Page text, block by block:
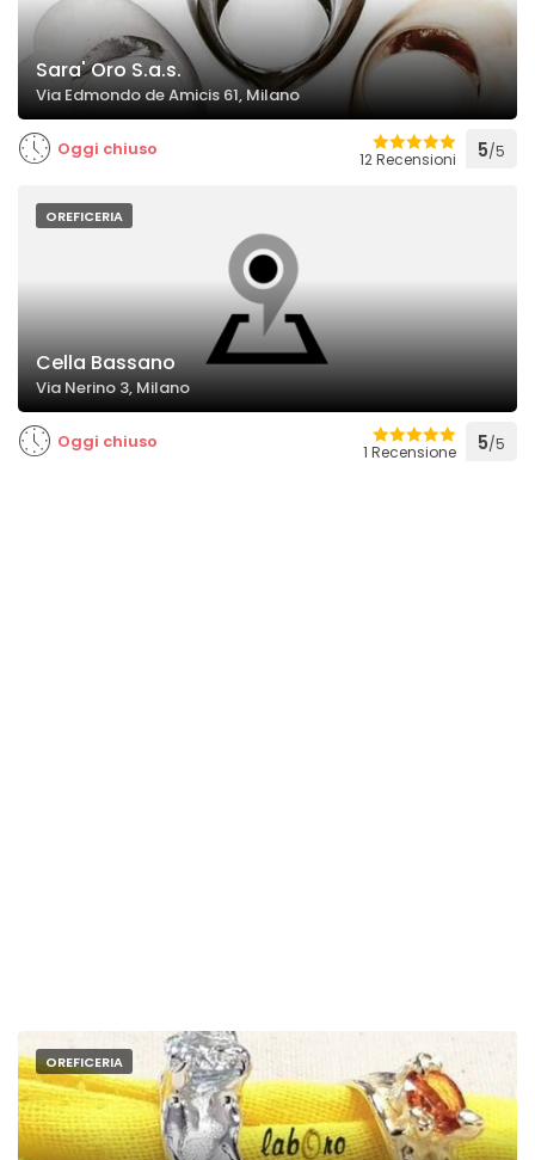
Sara' Oro S.a.s.
Via Edmondo de Amicis 61, Milano
Oggi chiuso 12 Recensioni 5/5
OREFICERIA
Cella Bassano
Via Nerino 3, Milano
Oggi chiuso 1 Recensione 5/5
OREFICERIA